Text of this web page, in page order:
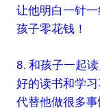
让他明白一针
孩子零花钱！
8. 和孩子一起
好的读书和学
代替他做很多